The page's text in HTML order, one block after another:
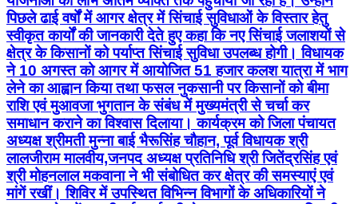
पिछले ढाई वर्षों में आगर क्षेत्र में सिंचाई सुविधाओं के विस्तार हेतु
स्वीकृत कार्यों की जानकारी देते हुए कहा कि नए सिंचाई जलाशयों से
क्षेत्र के किसानों को पर्याप्त सिंचाई सुविधा उपलब्ध होगी। विधायक
ने 10 अगस्त को आगर में आयोजित 51 हजार कलश यात्रा में भाग
लेने का आह्वान किया तथा फसल नुकसानी पर किसानों को बीमा
राशि एवं मुआवजा भुगतान के संबंध में मुख्यमंत्री से चर्चा कर
समाधान कराने का विश्वास दिलाया। कार्यक्रम को जिला पंचायत
अध्यक्ष श्रीमती मुन्ना बाई भैरूसिंह चौहान, पूर्व विधायक श्री
लालजीराम मालवीय,जनपद अध्यक्ष प्रतिनिधि श्री जितेंद्रसिंह एवं
श्री मोहनलाल मकवाना ने भी संबोधित कर क्षेत्र की समस्याएं एवं
मांगें रखीं। शिविर में उपस्थित विभिन्न विभागों के अधिकारियों ने